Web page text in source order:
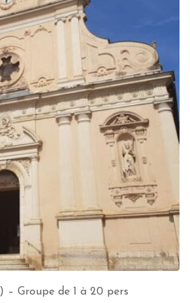
– Groupe de 1 à 20 pers